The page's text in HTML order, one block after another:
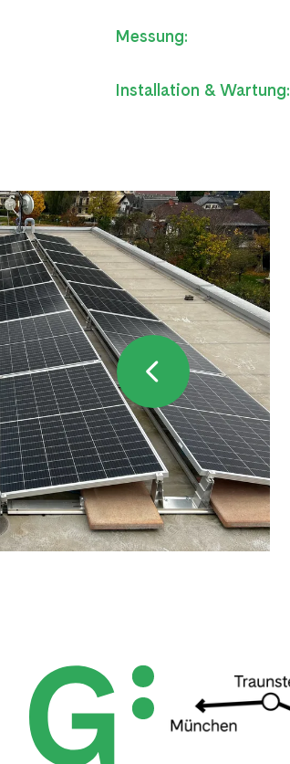
Messung:
Installation & Wartung: